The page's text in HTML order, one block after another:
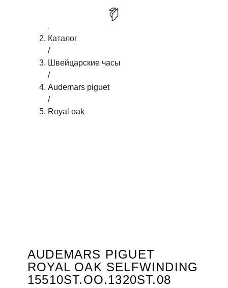
AUDEMARS PIGUET ROYAL OAK
Каталог
/
Швейцарские часы
/
Audemars piguet
/
Royal oak
AUDEMARS PIGUET
ROYAL OAK SELFWINDING
15510ST.OO.1320ST.08